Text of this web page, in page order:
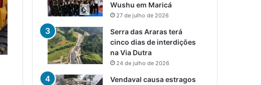
Wushu em Maricá
27 de julho de 2026
Serra das Araras terá
cinco dias de interdições
na Via Dutra
24 de julho de 2026
Vendaval causa estragos